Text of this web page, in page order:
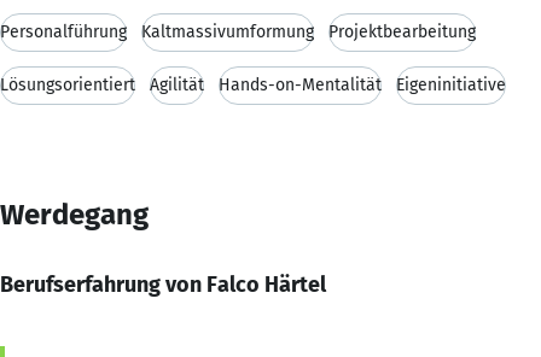
Personalführung Kaltmassivumformung Projektbearbeitung
Lösungsorientiert Agilität Hands-on-Mentalität Eigeninitiative
Werdegang
Berufserfahrung von Falco Härtel